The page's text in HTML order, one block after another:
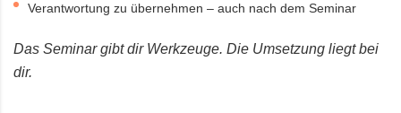
Verantwortung zu übernehmen – auch nach dem Seminar
Das Seminar gibt dir Werkzeuge. Die Umsetzung liegt bei
dir.